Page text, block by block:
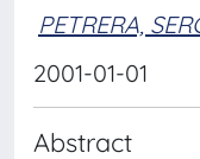
PETRERA,
2001-01-01
Abstract